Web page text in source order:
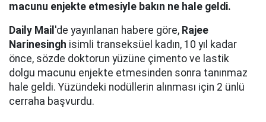
macunu enjekte etmesiyle bakın ne hale geldi.
Daily Mail 'de yayınlanan habere göre, Rajee
Narinesingh isimli transeksüel kadın, 10 yıl kadar
önce, sözde doktorun yüzüne çimento ve lastik
dolgu macunu enjekte etmesinden sonra tanınmaz
hale geldi. Yüzündeki nodüllerin alınması için 2 ünlü
cerraha başvurdu.